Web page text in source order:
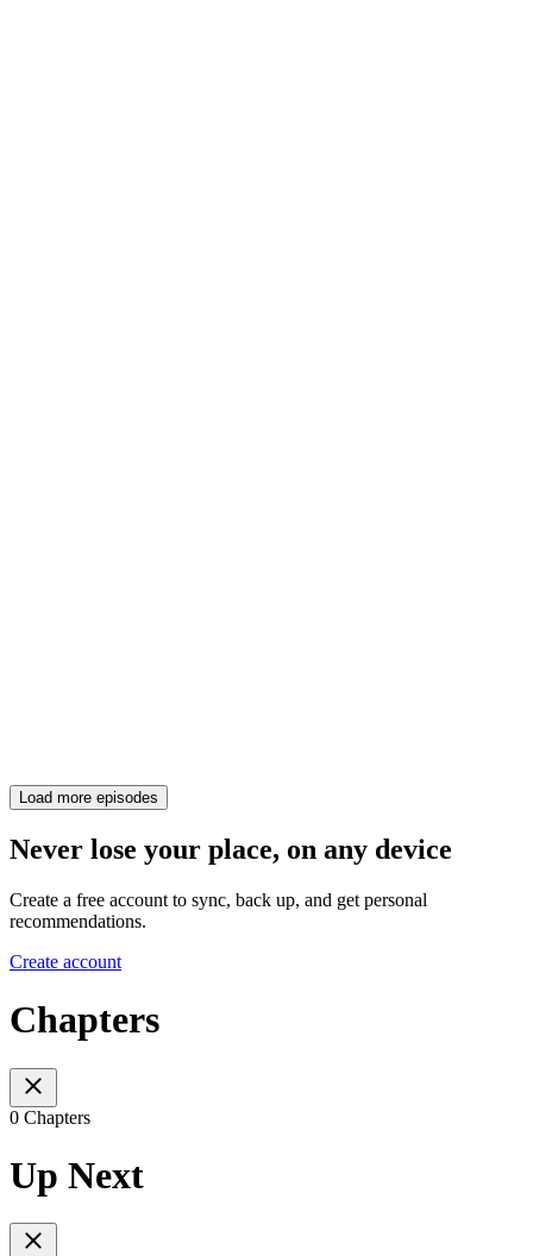
Load more episodes
Never lose your place, on any device
Create a free account to sync, back up, and get personal
recommendations.
Create account
Chapters
0 Chapters
Up Next